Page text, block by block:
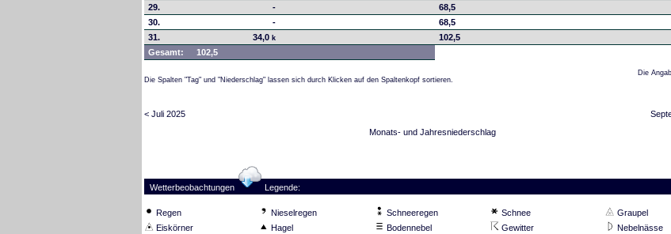
29.
-
68,5
30.
-
68,5
31.
34,0 k
102,5
Gesamt:
102,5
Die Spalten "Tag" und "Niederschlag" lassen sich durch Klicken auf den Spaltenkopf sortieren.
Die
< Juli 2025
Monats- und Jahresniederschlag
Wetterbeobachtungen Legende:
Regen Nieselregen Schneeregen Schnee
Graupel
Eiskörner
Hagel Bodennebel Gewitter
Nebelnässe